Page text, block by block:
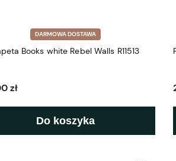
DARMOWA DOSTAWA
Books white Rebel Walls R11513
zł
Do koszyka